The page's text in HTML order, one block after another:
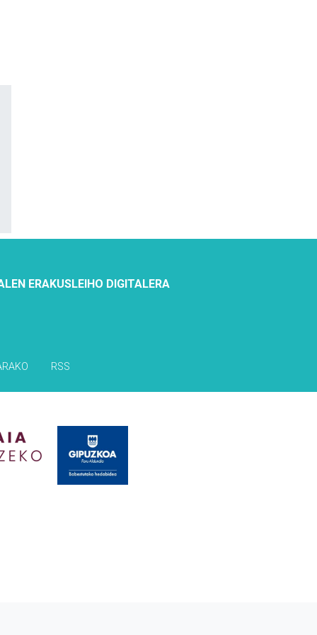
ERAKUSLEIHO DIGITALERA
RSS